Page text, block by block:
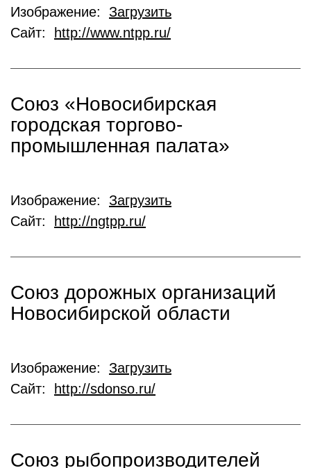
Изображение: Загрузить
Сайт:
http://www.ntpp.ru/
Союз «Новосибирская
городская торгово-
промышленная палата»
Изображение: Загрузить
Сайт:
http://ngtpp.ru/
Союз дорожных организаций
Новосибирской области
Изображение: Загрузить
Сайт:
http://sdonso.ru/
Союз рыбопроизводителей